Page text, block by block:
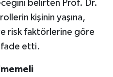
belirten Prof. Dr.
kişinin yaşına,
risk faktörlerine göre
etti.